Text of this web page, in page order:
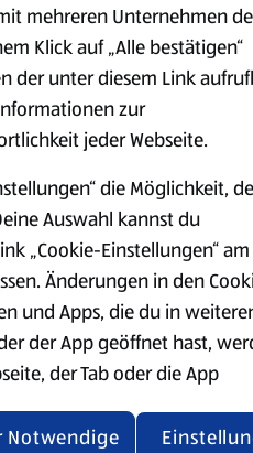
Bio-Produkte
Milchprodukte &
Eier
mehreren Unternehmen
Klick auf „Alle bestätigen“
der unter diesem Link
zur
jeder Webseite.
die Möglichkeit,
Auswahl kannst du
„Cookie-Einstellungen“
Änderungen in den
und Apps, die du in
der App geöffnet hast,
der Tab oder die App
wieder geöffnet
Notwendige